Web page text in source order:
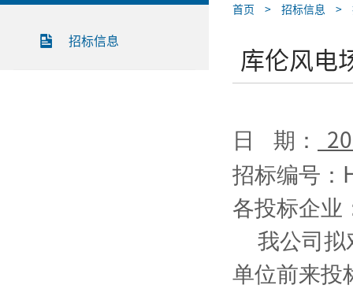
招标信息
首页 > 招标信息 >
库伦风电
日 期：
招标编号：
各投标企业
我公司拟
单位前来投